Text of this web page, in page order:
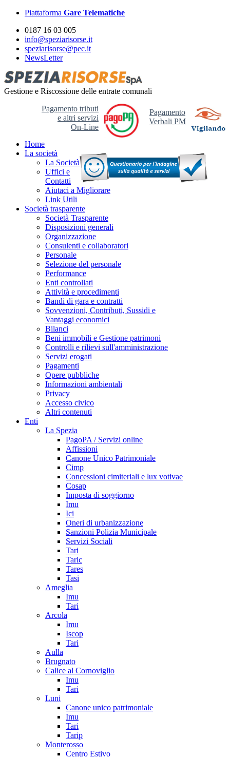
Piattaforma Gare Telematiche
0187 16 03 005
info@speziarisorse.it
speziarisorse@pec.it
NewsLetter
Gestione e Riscossione delle entrate comunali
Pagamento
Verbali PM
Pagamento tributi
e altri servizi
On-Line
Home
La società
La Società
Uffici e
Contatti
Aiutaci a Migliorare
Link Utili
Società trasparente
Società Trasparente
Disposizioni generali
Organizzazione
Consulenti e collaboratori
Personale
Selezione del personale
Performance
Enti controllati
Attività e procedimenti
Bandi di gara e contratti
Sovvenzioni, Contributi, Sussidi e
Vantaggi economici
Bilanci
Beni immobili e Gestione patrimoni
Controlli e rilievi sull'amministrazione
Servizi erogati
Pagamenti
Opere pubbliche
Informazioni ambientali
Privacy
Accesso civico
Altri contenuti
Enti
La Spezia
PagoPA / Servizi online
Affissioni
Canone Unico Patrimoniale
Cimp
Concessioni cimiteriali e lux votivae
Cosap
Imposta di soggiorno
Imu
Ici
Oneri di urbanizzazione
Sanzioni Polizia Municipale
Servizi Sociali
Tari
Taric
Tares
Tasi
Ameglia
Imu
Tari
Arcola
Imu
Iscop
Tari
Aulla
Brugnato
Calice al Cornoviglio
Imu
Tari
Luni
Canone unico patrimoniale
Imu
Tari
Tarip
Monterosso
Centro Estivo